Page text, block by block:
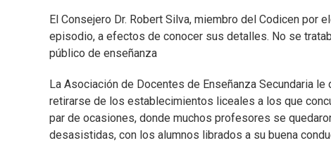
El Consejero Dr. Robert Silva, miembro del Codicen
episodio, a efectos de conocer sus detalles. No se
público de enseñanza
La Asociación de Docentes de Enseñanza Secundaria
retirarse de los establecimientos liceales a los que
par de ocasiones, donde muchos profesores se
desasistidas, con los alumnos librados a su buena